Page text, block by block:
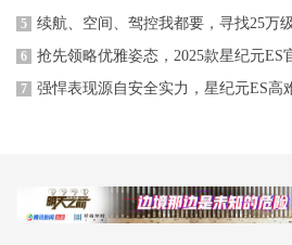
5 续航、空间、驾控我都要，寻找25万
6 抢先领略优雅姿态，2025款星纪元ES
7 强悍表现源自安全实力，星纪元ES高